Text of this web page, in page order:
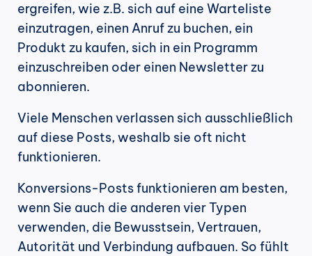
ergreifen, wie z.B. sich auf eine Warteliste
einzutragen, einen Anruf zu buchen, ein
Produkt zu kaufen, sich in ein Programm
einzuschreiben oder einen Newsletter zu
abonnieren.
Viele Menschen verlassen sich ausschließlich
auf diese Posts, weshalb sie oft nicht
funktionieren.
Konversions-Posts funktionieren am besten,
wenn Sie auch die anderen vier Typen
verwenden, die Bewusstsein, Vertrauen,
Autorität und Verbindung aufbauen. So fühlt